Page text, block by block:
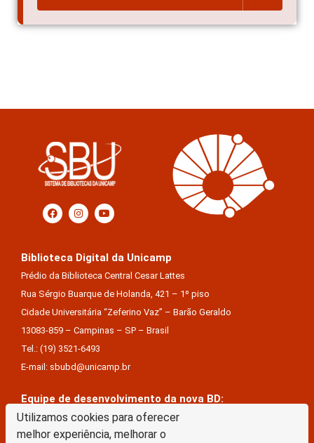
Utilizamos cookies para oferecer
melhor experiência, melhorar o
Biblioteca Digital da Unicamp
Prédio da Biblioteca Central Cesar Lattes
Rua Sérgio Buarque de Holanda, 421 – 1º piso
Cidade Universitária “Zeferino Vaz” – Barão Geraldo
13083-859 – Campinas – SP – Brasil
Tel.: (19) 3521-6493
E-mail: sbubd@unicamp.br
Equipe de desenvolvimento da nova BD:
Keite Aparecida Duarte
Márcio Vinícius De Jesus Almeida